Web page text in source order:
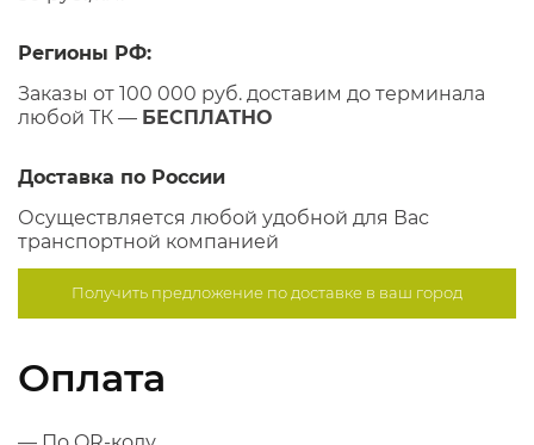
Регионы РФ:
Заказы от 100 000 руб. доставим до терминала
любой ТК — БЕСПЛАТНО
Доставка по России
Осуществляется любой удобной для Вас
транспортной компанией
Получить предложение подоставке в ваш город
Оплата